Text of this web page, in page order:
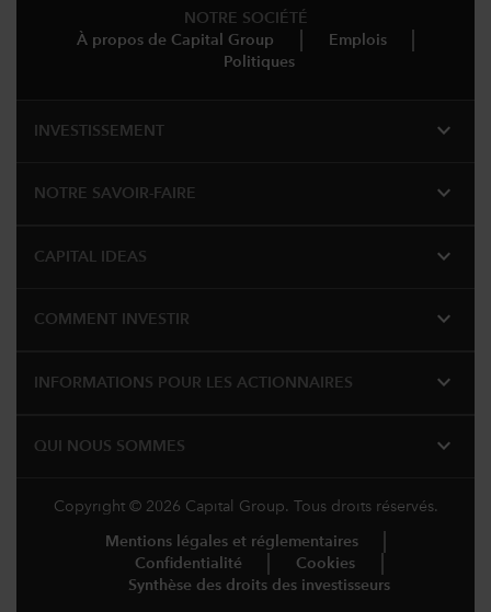
NOTRE SOCIÉTÉ
À propos de Capital Group
Emplois
Politiques
INVESTISSEMENT expand_more
NOTRE SAVOIR-FAIRE expand_more
CAPITAL IDEAS expand_more
COMMENT INVESTIR expand_more
INFORMATIONS POUR LES ACTIONNAIRES expand_more
QUI NOUS SOMMES expand_more
Copyright © 2026 Capital Group. Tous droits réservés.
Mentions légales et réglementaires
Confidentialité
Cookies
Synthèse des droits des investisseurs